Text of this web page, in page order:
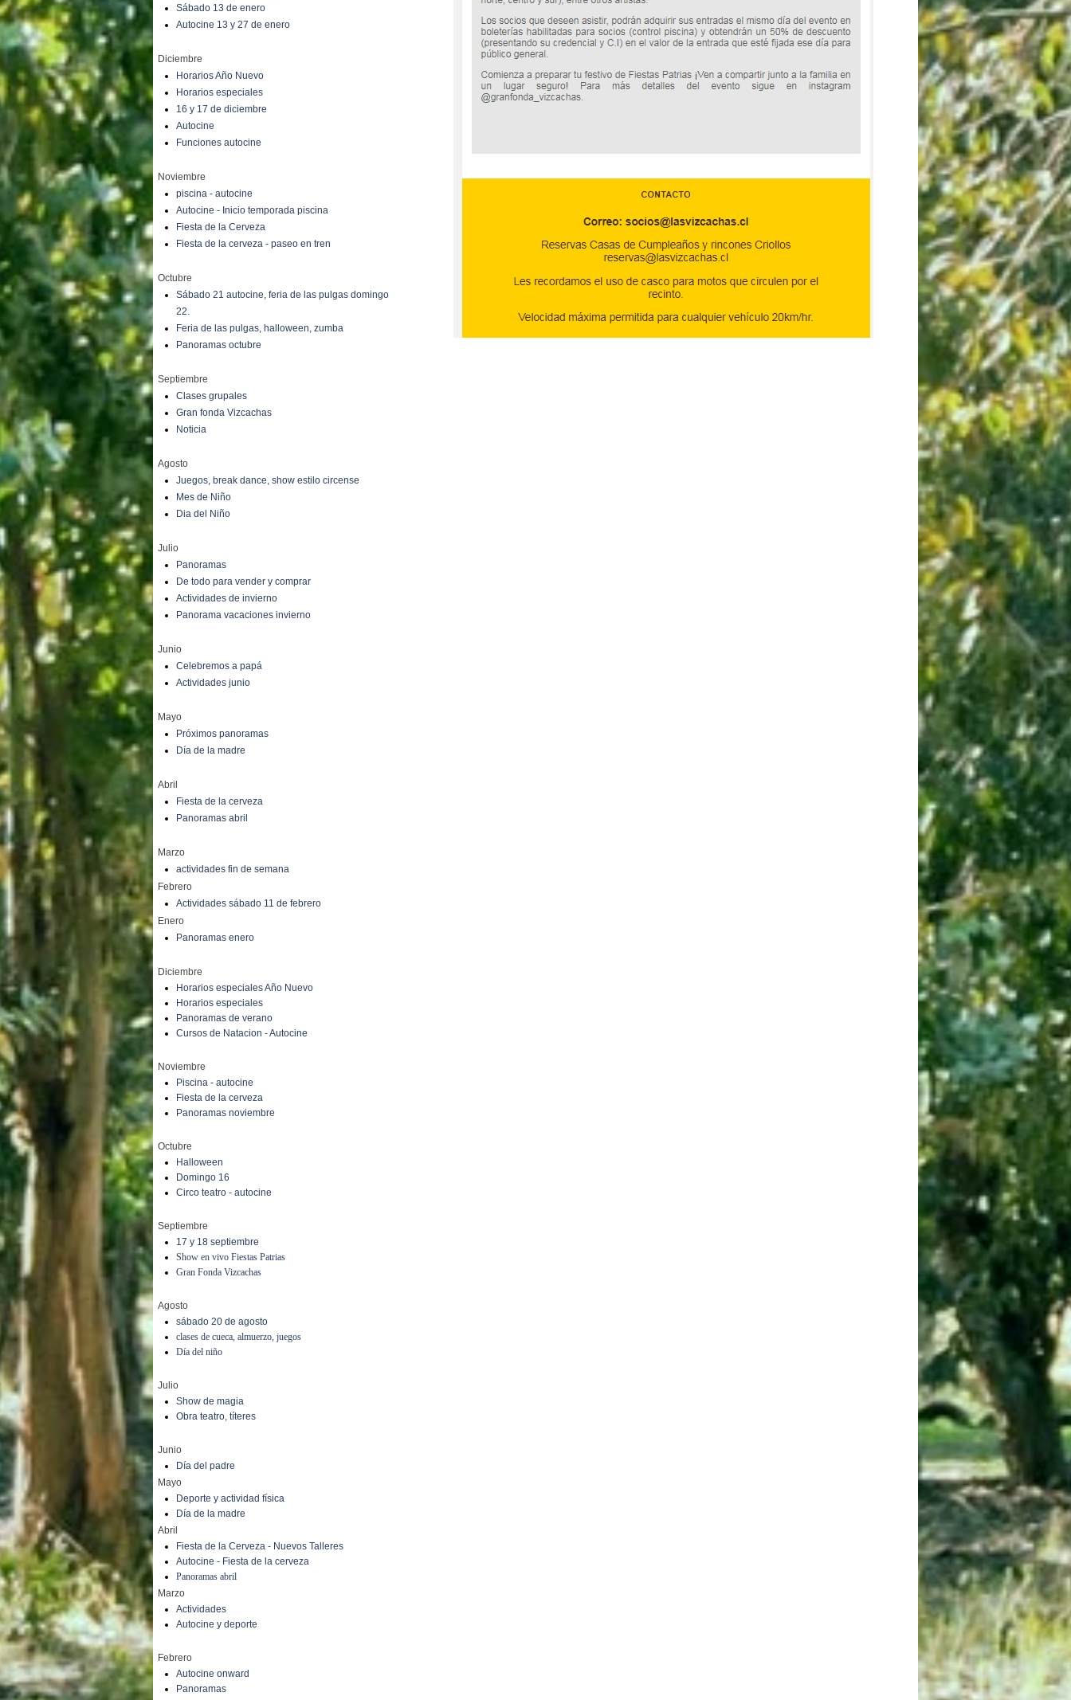
Sábado 13 de enero
Autocine 13 y 27 de enero
Diciembre
Horarios Año Nuevo
Horarios especiales
16 y 17 de diciembre
Autocine
Funciones autocine
Noviembre
piscina - autocine
Autocine - Inicio temporada piscina
Fiesta de la Cerveza
Fiesta de la cerveza - paseo en tren
Octubre
Sábado 21 autocine, feria de las pulgas domingo
22.
Feria de las pulgas, halloween, zumba
Panoramas octubre
Septiembre
Clases grupales
Gran fonda Vizcachas
Noticia
Agosto
Juegos, break dance, show estilo circense
Mes de Niño
Dia del Niño
Julio
Panoramas
De todo para vender y comprar
Actividades de invierno
Panorama vacaciones invierno
Junio
Celebremos a papá
Actividades junio
Mayo
Próximos panoramas
Día de la madre
Abril
Fiesta de la cerveza
Panoramas abril
Marzo
actividades fin de semana
Febrero
Actividades sábado 11 de febrero
Enero
Panoramas enero
Diciembre
Horarios especiales Año Nuevo
Horarios especiales
Panoramas de verano
Cursos de Natacion - Autocine
Noviembre
Piscina - autocine
Fiesta de la cerveza
Panoramas noviembre
Octubre
Halloween
Domingo 16
Circo teatro - autocine
Septiembre
17 y 18 septiembre
Show en vivo Fiestas Patrias
Gran Fonda Vizcachas
Agosto
sábado 20 de agosto
clases de cueca, almuerzo, juegos
Día del niño
Julio
Show de magia
Obra teatro, títeres
Junio
Día del padre
Mayo
Deporte y actividad física
Día de la madre
Abril
Fiesta de la Cerveza - Nuevos Talleres
Autocine - Fiesta de la cerveza
Panoramas abril
Marzo
Actividades
Autocine y deporte
Febrero
Autocine onward
Panoramas